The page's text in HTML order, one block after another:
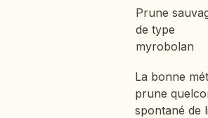
Prune
de type
myrobolan
La bonne
prune
spontané de